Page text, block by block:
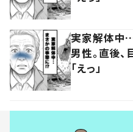
実家解体中
男性。直後
「えっ」